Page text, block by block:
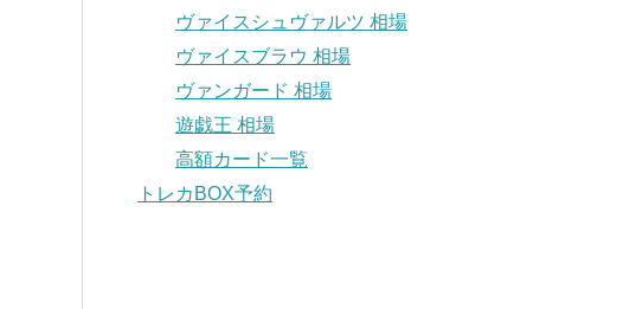
ヴァイスシュヴァルツ 相場
ヴァイスブラウ 相場
ヴァンガード 相場
遊戯王 相場
高額カード一覧
トレカBOX予約